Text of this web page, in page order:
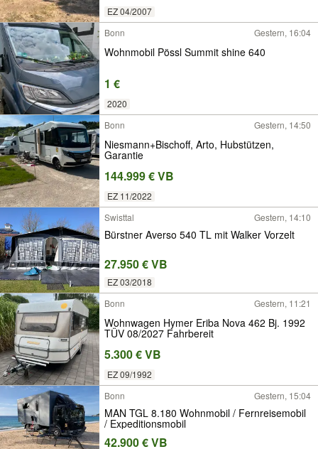
EZ 04/2007
Bonn
Gestern, 16:04
Wohnmobil Pössl Summit shine 640
1 €
2020
Bonn
Gestern, 14:50
Niesmann+Bischoff, Arto, Hubstützen,
Garantie
144.999 € VB
EZ 11/2022
Swisttal
Gestern, 14:10
Bürstner Averso 540 TL mit Walker Vorzelt
27.950 € VB
EZ 03/2018
Bonn
Gestern, 11:21
Wohnwagen Hymer Eriba Nova 462 Bj. 1992
TÜV 08/2027 Fahrbereit
5.300 € VB
EZ 09/1992
Bonn
Gestern, 15:04
MAN TGL 8.180 Wohnmobil / Fernreisemobil
/ Expeditionsmobil
42.900 € VB